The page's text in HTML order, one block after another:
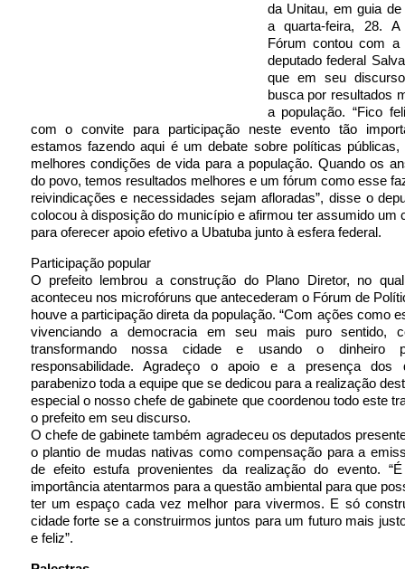
da Unitau, em guia de
a quarta-feira, 28.
Fórum contou com a
deputado federal
que em seu
busca por resultados
a população. “Fico
com o convite para participação neste evento tão
estamos fazendo aqui é um debate sobre políticas
melhores condições de vida para a população. Quando os
do povo, temos resultados melhores e um fórum como esse
reivindicações e necessidades sejam afloradas”, disse o
colocou à disposição do município e afirmou ter assumido um
para oferecer apoio efetivo a Ubatuba junto à esfera federal.
Participação popular
O prefeito lembrou a construção do Plano Diretor, no
aconteceu nos microfóruns que antecederam o Fórum de
houve a participação direta da população. “Com ações como
vivenciando a democracia em seu mais puro sentido,
transformando nossa cidade e usando o dinheiro
responsabilidade. Agradeço o apoio e a presença dos
parabenizo toda a equipe que se dedicou para a realização
especial o nosso chefe de gabinete que coordenou todo este
o prefeito em seu discurso.
O chefe de gabinete também agradeceu os deputados
o plantio de mudas nativas como compensação para a
de efeito estufa provenientes da realização do evento.
importância atentarmos para a questão ambiental para que
ter um espaço cada vez melhor para vivermos. E só
cidade forte se a construirmos juntos para um futuro mais
e feliz”.